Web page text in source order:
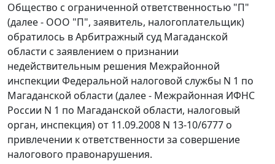
Общество с ограниченной ответственностью "П"
(далее - ООО "П", заявитель, налогоплательщик)
обратилось в Арбитражный суд Магаданской
области с заявлением о признании
недействительным решения Межрайонной
инспекции Федеральной налоговой службы N 1 по
Магаданской области (далее - Межрайонная ИФНС
России N 1 по Магаданской области, налоговый
орган, инспекция) от 11.09.2008 N 13-10/6777 о
привлечении к ответственности за совершение
налогового правонарушения.